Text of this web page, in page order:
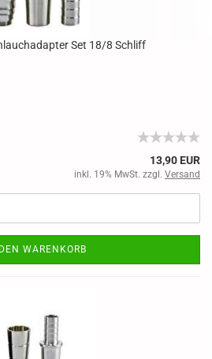
Set 18/8 Schliff
13,90 EUR
inkl. 19% MwSt. zzgl. Versand
WARENKORB